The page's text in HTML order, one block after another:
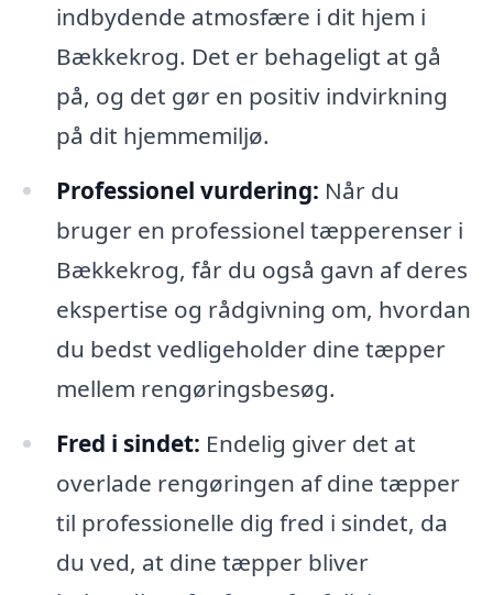
indbydende atmosfære i dit hjem i
Bækkekrog. Det er behageligt at gå
på, og det gør en positiv indvirkning
på dit hjemmemiljø.
Professionel vurdering: Når du
bruger en professionel tæpperenser i
Bækkekrog, får du også gavn af deres
ekspertise og rådgivning om, hvordan
du bedst vedligeholder dine tæpper
mellem rengøringsbesøg.
Fred i sindet: Endelig giver det at
overlade rengøringen af dine tæpper
til professionelle dig fred i sindet, da
du ved, at dine tæpper bliver